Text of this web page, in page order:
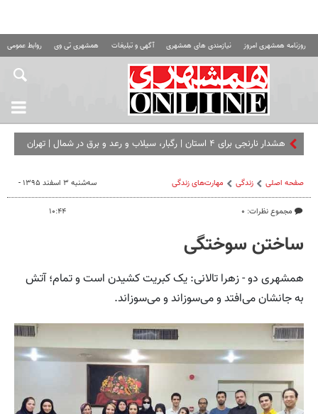
روزنامه همشهری امروز نیازمندی های همشهری آگهی و تبلیغات همشهری تی وی روابط عمومی
هشدار نارنجی برای ۴ استان | رگبار، سیلاب و رعد و برق در شمال | تهران
صفحه اصلی زندگی مهارت‌های زندگی
مجموع نظرات: ۰
سه‌شنبه ۳ اسفند ۱۳۹۵ -
۱۰:۴۴
ساختن سوختگی
همشهری دو - زهرا تالانی: یک کبریت کشیدن است و تمام؛ آتش
به جانشان می‌افتد و می‌سوزاند و می‌سوزاند.